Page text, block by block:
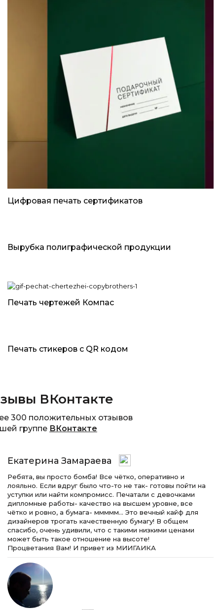
Цифровая печать сертификатов
Вырубка полиграфической продукции
Печать чертежей Компас
Печать стикеров с QR кодом
ВКонтакте
300 положительных отзывов
группе ВКонтакте
Екатерина Замараева
Ребята, вы просто бомба! Все чётко, оперативно и
лояльно. Если вдруг было что-то не так- готовы пойти на
уступки или найти компромисс. Печатали с девочками
дипломные работы- качество на высшем уровне, все
чётко и ровно, а бумага- ммммм… Это вечный кайф для
дизайнеров трогать качественную бумагу! В общем
спасибо, очень удивили, что с такими низкими ценами
может быть такое отношение на высоте!
Процветания Вам! И привет из МИИГАИКА